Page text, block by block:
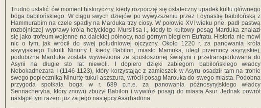
Trudno ustalić ów moment historyczny, kiedy rozpoczął się ostateczny upadek kultu głównego
boga babilońskiego. W ciągu swych dziejów po wywyższeniu przez I dynastię baibilońską z
Hammurabim na czele spadły na Marduka trzy ciosy. W połowie XVI wieku pne. padł pastwą
rozbójniczej wyprawy króla hetyckiego Mursilisa l., kiedy to kultowy posąg Marduka znalazł
się jako trofeum wojenne na dalekiej północy, nad górnym biegiem Eufratu. Historia nie mówi
nic o tym, jak wrócił do swej południowej ojczyzny. Około 1220 r. za panowania króla
asyryjskiego Tukulti Ninurty I, kiedy Babilon, miasto Mamuka, uległ przemocy asyryjskiej,
podobizna Marduka została wywieziona ze spustoszonej świątyni i przetransportowana do
Asyrii na długie sto lat niewoli. I dopiero dzięki zabiegom babilońskiego władcy
Nebokadnezara I (1146-1123), który korzystając z zamieszek w Asyru osadził tam na tronie
swego poplecznika Ninurtę-tukul-aszszura, wrócił posąg Marouka do swego miasta. Podobna
przygoda spotkała boga w r. 689 p.n.e. za panowania późnosyryjskiego władcy
Sennacheryba, który znowu zbużył Babilon i wywiózł posąg do miasta Asur. Jednak powrót
nastąpił tym razem już za jego następcy Asarhadona.